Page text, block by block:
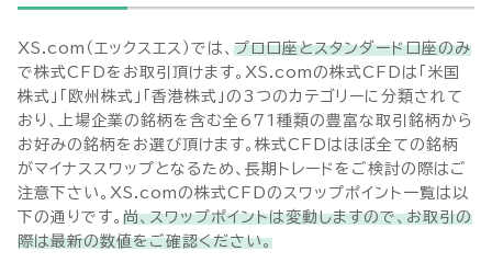
XS.com（エックスエス）では、 プロ口座とスタンダード口座のみ
で株式CFDをお取引頂けます。XS.comの株式CFDは「米国
株式」「欧州株式」「香港株式」の3つのカテゴリーに分類されて
おり、上場企業の銘柄を含む全 671 種類の豊富な取引銘柄から
お好みの銘柄をお選び頂けます。株式CFDはほぼ全ての銘柄
がマイナススワップとなるため、長期トレードをご検討の際はご
注意下さい。XS.comの株式CFDのスワップポイント一覧は以
下の通りです。 尚、スワップポイントは変動しますので、お取引の
際は最新の数値をご確認ください。